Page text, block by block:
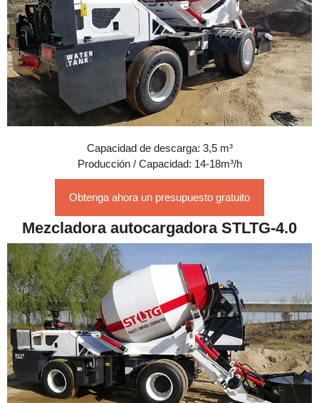
Capacidad de descarga: 3,5 m³
Producción / Capacidad: 14-18m³/h
Obtenga ahora un presupuesto gratuito
Mezcladora autocargadora STLTG-4.0